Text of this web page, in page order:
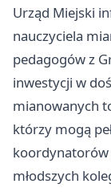
Urząd Miejski
nauczyciela
pedagogów z
inwestycji w
mianowanych
którzy mogą
młodszych